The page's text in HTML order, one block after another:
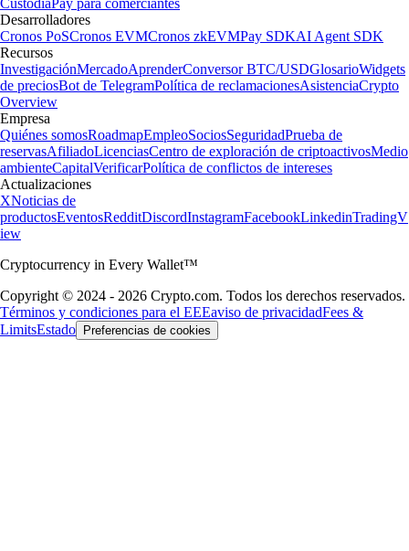
Custodia Pay para comerciantes
Desarrolladores
Cronos PoSCronos EVMCronos zkEVMPay SDKAI Agent SDK
Recursos
InvestigaciónMercadoAprenderConversor BTC/USDGlosarioWidgets
de preciosBot de TelegramPolítica de reclamacionesAsistenciaCrypto
Overview
Empresa
Quiénes somosRoadmapEmpleoSociosSeguridadPrueba de
reservasAfiliadoLicenciasCentro de exploración de criptoactivosMedio
ambienteCapitalVerificarPolítica de conflictos de intereses
Actualizaciones
XNoticias de
productosEventosRedditDiscordInstagramFacebookLinkedinTradingV
iew
Cryptocurrency in Every Wallet™
Copyright © 2024 - 2026 Crypto.com. Todos los derechos reservados.
Términos y condiciones para el EEEaviso de privacidadFees &
LimitsEstado Preferencias de cookies